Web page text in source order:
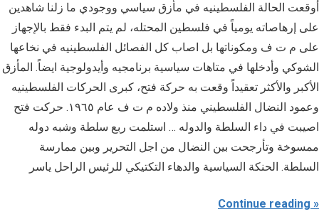
أوقعت الحالة الفلسطينيه في مأزق سياسي ووجودي ما زلنا شاهدين
على إرهاصاته يومياً في فلسطين المحتله، لم يتم البدء فقط بالإجهاز
على م ت ف ومكوناتها بل اصاب كل الفصائل الفلسطينيه في نخاعها
الشوكي وأدخلها في متاهات سياسية برنامجيه وأيدولوجية ايضاً. المأزق
الأكبر والأكثر تعقيداً وقعت به حركة فتح، كبرى الحركات الفلسطينيه
وعمود النضال الفلسطيني منذ ولاده م ت ف عام ١٩٦٥. حركت فتح
اصيبت في داء السلطة والدوله … استلمت ربع سلطة وشبه دوله
ممسوخة وتأرجحت بين النضال من اجل التحرير وبين ممارسة
السلطة. الحنكة السياسية والدهاء التكتيكي للرئيس الراحل ياسر
Continue reading